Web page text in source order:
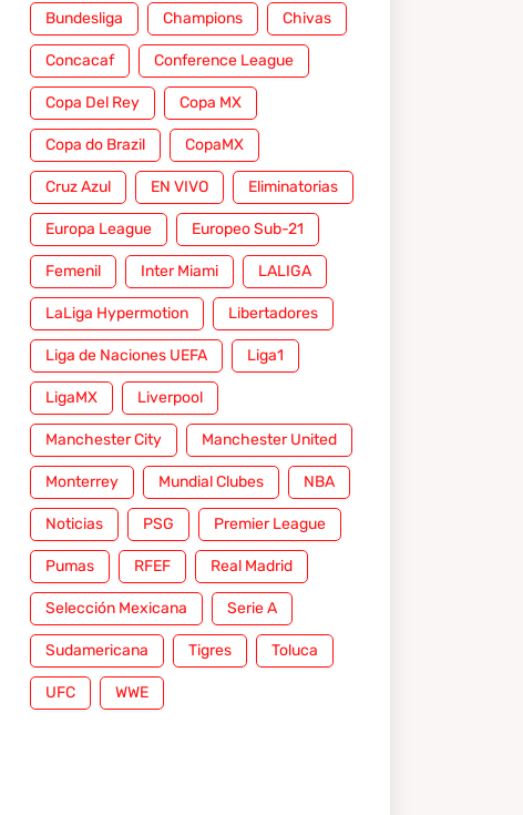
Bundesliga Champions Chivas
Concacaf Conference League
Copa Del Rey Copa MX
Copa do Brazil CopaMX
Cruz Azul EN VIVO Eliminatorias
Europa League Europeo Sub-21
Femenil Inter Miami LALIGA
LaLiga Hypermotion Libertadores
Liga de Naciones UEFA Liga1
LigaMX Liverpool
Manchester City Manchester United
Monterrey Mundial Clubes NBA
Noticias PSG Premier League
Pumas RFEF Real Madrid
Selección Mexicana Serie A
Sudamericana Tigres Toluca
UFC WWE